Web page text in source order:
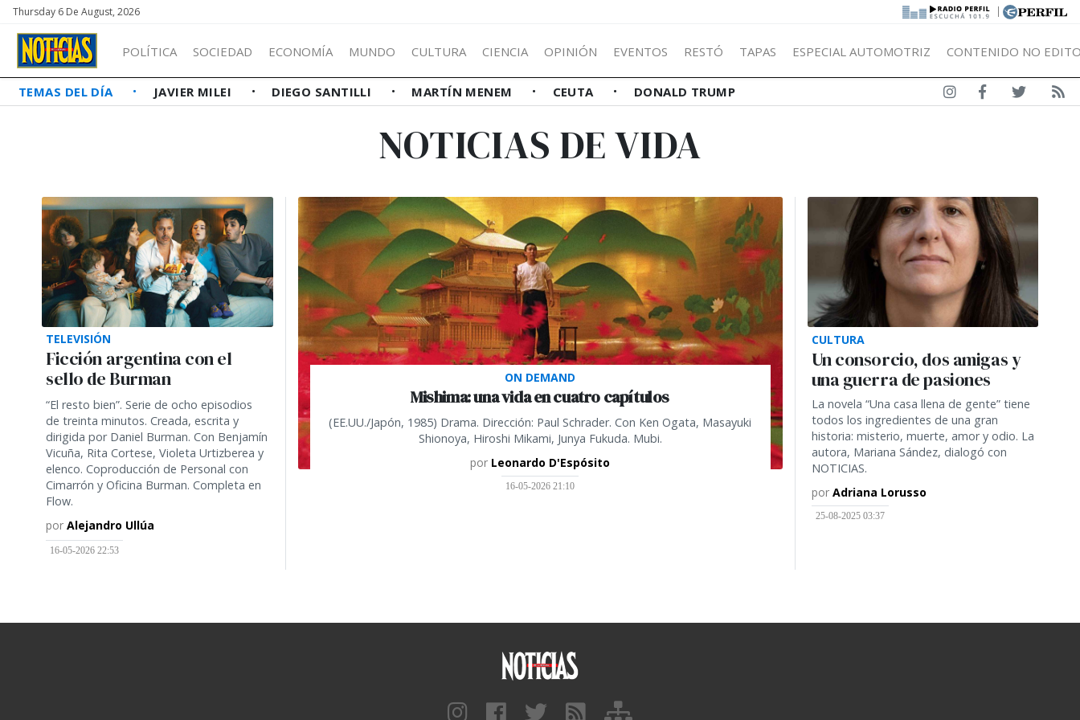
Thursday 6 De August, 2026 |
POLÍTICA SOCIEDAD ECONOMÍA MUNDO CULTURA CIENCIA OPINIÓN EVENTOS RESTÓ TAPAS ESPECIAL AUTOMOTRIZ CONTENIDO NO
TEMAS DEL DÍA JAVIER MILEI DIEGO SANTILLI MARTÍN MENEM CEUTA DONALD TRUMP
NOTICIAS DE VIDA
TELEVISIÓN
Ficción argentina con el
sello de Burman
“El resto bien”. Serie de ocho episodios
de treinta minutos. Creada, escrita y
dirigida por Daniel Burman. Con Benjamín
Vicuña, Rita Cortese, Violeta Urtizberea y
elenco. Coproducción de Personal con
Cimarrón y Oficina Burman. Completa en
Flow.
por Alejandro Ullúa
16-05-2026 22:53
ON DEMAND
Mishima: una vida en cuatro capítulos
(EE.UU./Japón, 1985) Drama. Dirección: Paul Schrader. Con Ken Ogata, Masayuki
Shionoya, Hiroshi Mikami, Junya Fukuda. Mubi.
por Leonardo D'Espósito
16-05-2026 21:10
CULTURA
Un consorcio, dos amigas y
una guerra de pasiones
La novela “Una casa llena de gente” tiene
todos los ingredientes de una gran
historia: misterio, muerte, amor y odio. La
autora, Mariana Sández, dialogó con
NOTICIAS.
por Adriana Lorusso
25-08-2025 03:37